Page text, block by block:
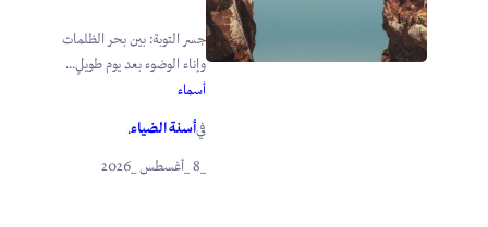
جسر التوبة: بين بحر الظلمات
وإناء الوضوء بعد يوم طويلٍ...
أسماء
فيأسنة الضياء.